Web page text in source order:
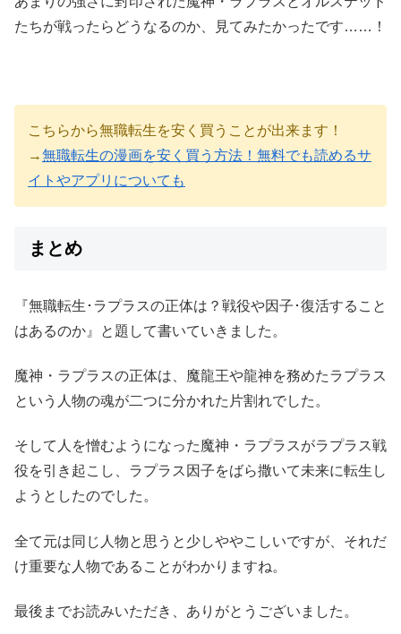
たちが戦ったらどうなるのか、見てみたかったです……！
こちらから無職転生を安く買うことが出来ます！
→無職転生の漫画を安く買う方法！無料でも読めるサ
イトやアプリについても
まとめ
『無職転生･ラプラスの正体は？戦役や因子･復活すること
はあるのか』と題して書いていきました。
魔神・ラプラスの正体は、魔龍王や龍神を務めたラプラス
という人物の魂が二つに分かれた片割れでした。
そして人を憎むようになった魔神・ラプラスがラプラス戦
役を引き起こし、ラプラス因子をばら撒いて未来に転生し
ようとしたのでした。
全て元は同じ人物と思うと少しややこしいですが、それだ
け重要な人物であることがわかりますね。
最後までお読みいただき、ありがとうございました。